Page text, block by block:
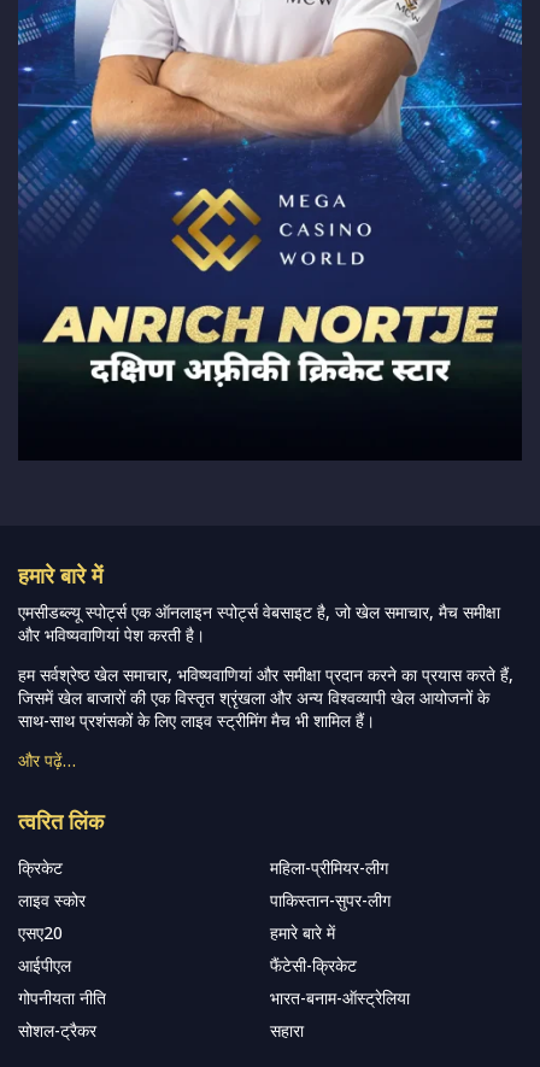
हमारे बारे में
एमसीडब्ल्यू स्पोर्ट्स एक ऑनलाइन स्पोर्ट्स वेबसाइट है, जो खेल समाचार, मैच समीक्षा
और भविष्यवाणियां पेश करती है।
हम सर्वश्रेष्ठ खेल समाचार, भविष्यवाणियां और समीक्षा प्रदान करने का प्रयास करते हैं,
जिसमें खेल बाजारों की एक विस्तृत श्रृंखला और अन्य विश्वव्यापी खेल आयोजनों के
साथ-साथ प्रशंसकों के लिए लाइव स्ट्रीमिंग मैच भी शामिल हैं।
और पढ़ें…
त्वरित लिंक
क्रिकेट
महिला-प्रीमियर-लीग
लाइव स्कोर
पाकिस्तान-सुपर-लीग
एसए20
हमारे बारे में
आईपीएल
फैंटेसी-क्रिकेट
गोपनीयता नीति
भारत-बनाम-ऑस्ट्रेलिया
सोशल-ट्रैकर
सहारा